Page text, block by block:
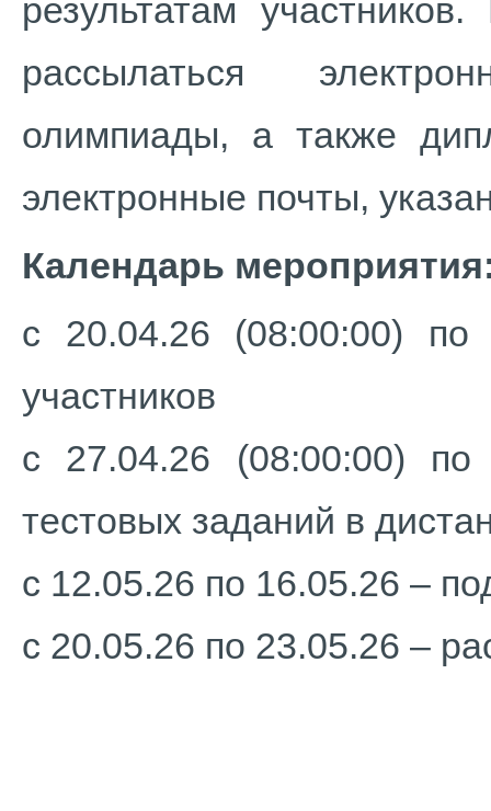
результатам
рассылаться
олимпиады, а также
электронные почты,
Календарь
с 20.04.26 (08:00:00) по
участников
с 27.04.26 (08:00:00)
тестовых заданий в
с 12.05.26 по 16.05.26 –
с 20.05.26 по 23.05.26 –